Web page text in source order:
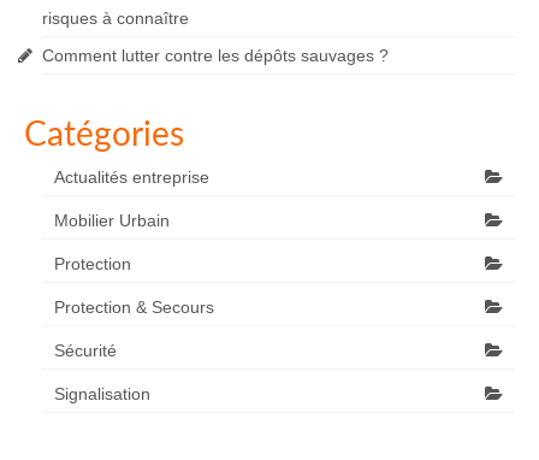
risques à connaître
Comment lutter contre les dépôts sauvages ?
Catégories
Actualités entreprise
Mobilier Urbain
Protection
Protection & Secours
Sécurité
Signalisation